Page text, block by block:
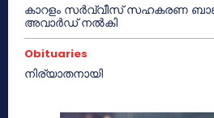
കാറളം സർവ്വീസ് സഹകരണ
അവാർഡ് നൽകി
Obituaries
നിര്യാതനായി